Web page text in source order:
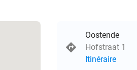
Oostende
Hofstraat 1
Itinéraire